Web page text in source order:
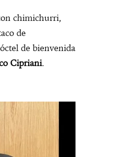
chimichurri,
de
de bienvenida
Cipriani.